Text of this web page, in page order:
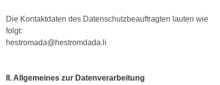
Die Kontaktdaten des Datenschutzbeauftragten lauten wie
folgt:
hestromada@hestromdada.li
II. Allgemeines zur Datenverarbeitung